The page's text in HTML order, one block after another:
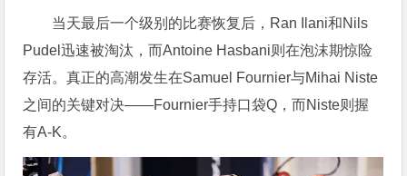
当天最后一个级别的比赛恢复后，Ran Ilani和Nils
Pudel迅速被淘汰，而Antoine Hasbani则在泡沫期惊险
存活。真正的高潮发生在Samuel Fournier与Mihai Niste
之间的关键对决——Fournier手持口袋Q，而Niste则握
有A-K。